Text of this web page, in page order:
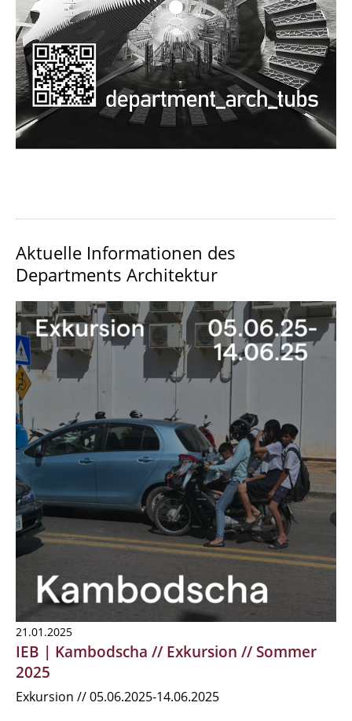
Aktuelle Informationen des
Departments Architektur
21.01.2025
IEB | Kambodscha // Exkursion // Sommer
2025
Exkursion // 05.06.2025-14.06.2025